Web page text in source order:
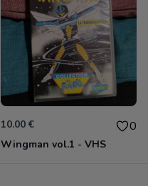
10.00 € 0
Wingman vol.1 - VHS